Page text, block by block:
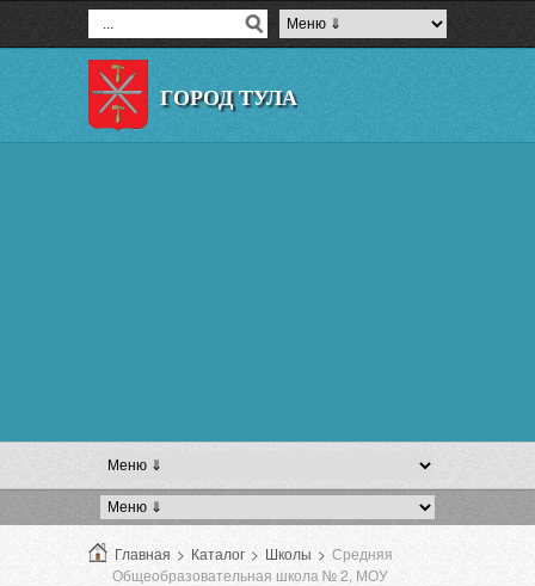
ГОРОД ТУЛА
Главная > Каталог > Школы > Средняя
Общеобразовательная школа № 2, МОУ